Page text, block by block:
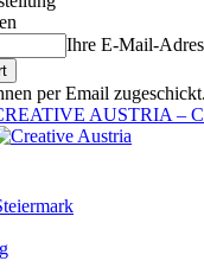
Ihre E-Mail-
per Email zugeschickt.
AUSTRIA –